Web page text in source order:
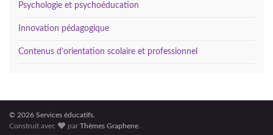
Psychologie et psychoéducation
Innovation pédagogique
Contenus d’orientation scolaire et professionnel
© 2026 Services éducatifs.
Construit avec
parThèmes Graphene